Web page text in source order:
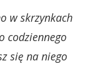
w skrzynkach
codziennego
się na niego